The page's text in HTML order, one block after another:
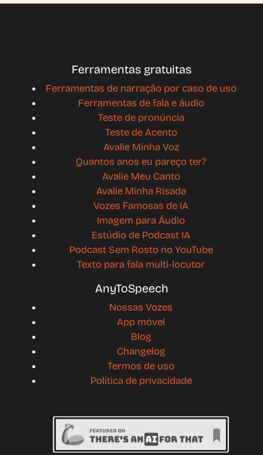
Ferramentas gratuitas
Ferramentas de narração por caso de uso
Ferramentas de fala e áudio
Teste de pronúncia
Teste de Acento
Avalie Minha Voz
Quantos anos eu pareço ter?
Avalie Meu Canto
Avalie Minha Risada
Vozes Famosas de IA
Imagem para Áudio
Estúdio de Podcast IA
Podcast Sem Rosto no YouTube
Texto para fala multi-locutor
AnyToSpeech
Nossas Vozes
App móvel
Blog
Changelog
Termos de uso
Política de privacidade